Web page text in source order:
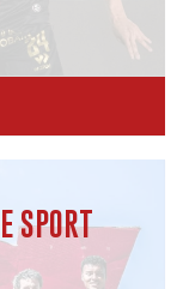
SPORT